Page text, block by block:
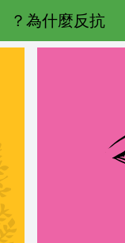
為什麼反抗？